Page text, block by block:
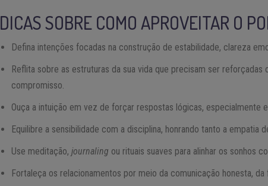
DICAS SOBRE COMO APROVEITAR O
Defina intenções focadas na construção de estabilidade, clareza
Reflita sobre as estruturas da sua vida que precisam ser
compromisso.
Ouça a intuição em vez de forçar respostas lógicas, especialmente
Equilibre a sensibilidade com a disciplina, honrando tanto a
Use meditação,journaling ou rituais suaves para alinhar os sonhos
Fortaleça os relacionamentos por meio da comunicação honesta,